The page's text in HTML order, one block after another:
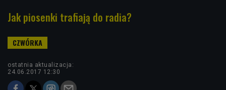
Jak piosenki trafiają do radia?
ostatnia aktualizacja:
24.06.2017 12:30